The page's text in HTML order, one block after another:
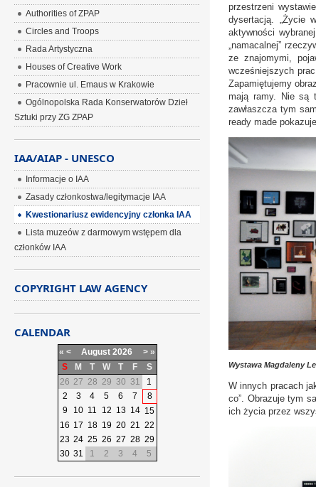
przestrzeni
dysertacją. „Życie
aktywności
„namacalnej”
ze znajomymi,
wcześniejszych
Zapamiętujemy
mają ramy. Nie są
zawłaszcza tym
ready made
Wystawa Magdaleny
W innych pracach
co”. Obrazuje tym
ich życia przez
Authorities of ZPAP
Circles and Troops
Rada Artystyczna
Houses of Creative Work
Pracownie ul. Emaus w Krakowie
Ogólnopolska Rada Konserwatorów Dzieł
Sztuki przy ZG ZPAP
IAA/AIAP - UNESCO
Informacje o IAA
Zasady członkostwa/legitymacje IAA
Kwestionariusz ewidencyjny członka IAA
Lista muzeów z darmowym wstępem dla
członków IAA
COPYRIGHT LAW AGENCY
CALENDAR
« < August 2026 > »
S
M T W T F
S
26 27 28 29 30 31
1
2
3 4 5 6 7
8
9
10 11 12 13 14 15
16 17 18 19 20 21 22
23 24 25 26 27 28 29
30 31 1 2 3 4 5